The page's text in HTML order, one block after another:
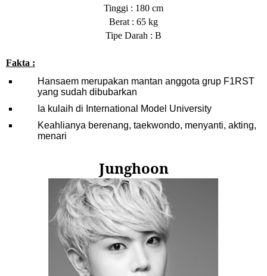
Tinggi : 180 cm
Berat : 65 kg
Tipe Darah : B
Fakta :
Hansaem merupakan mantan anggota grup F1RST
yang sudah dibubarkan
Ia kulaih di International Model University
Keahlianya berenang, taekwondo, menyanti, akting,
menari
Junghoon